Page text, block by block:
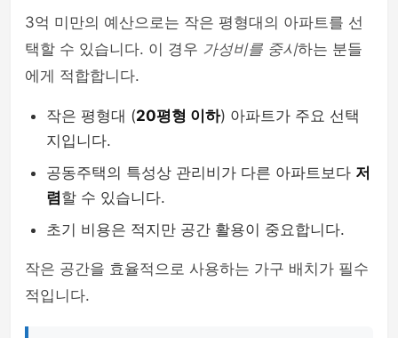
3억 미만의 예산으로는 작은 평형대의 아파트를 선
택할 수 있습니다. 이 경우 가성비를 중시하는 분들
에게 적합합니다.
작은 평형대 (20평형 이하) 아파트가 주요 선택
지입니다.
공동주택의 특성상 관리비가 다른 아파트보다 저
렴할 수 있습니다.
초기 비용은 적지만 공간 활용이 중요합니다.
작은 공간을 효율적으로 사용하는 가구 배치가 필수
적입니다.